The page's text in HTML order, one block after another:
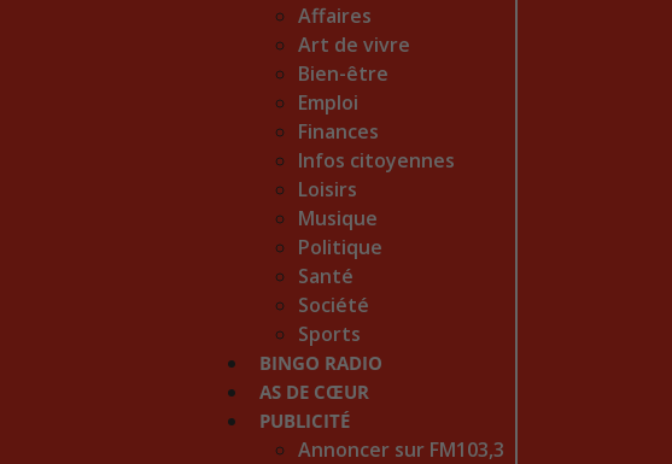
Affaires
Art de vivre
Bien-être
Emploi
Finances
Infos citoyennes
Loisirs
Musique
Politique
Santé
Société
Sports
BINGO RADIO
AS DE CŒUR
PUBLICITÉ
Annoncer sur FM103,3